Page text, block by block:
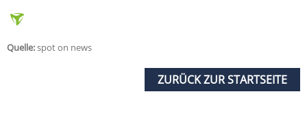
Quelle:spot on news
ZURÜCK ZUR STARTSEITE